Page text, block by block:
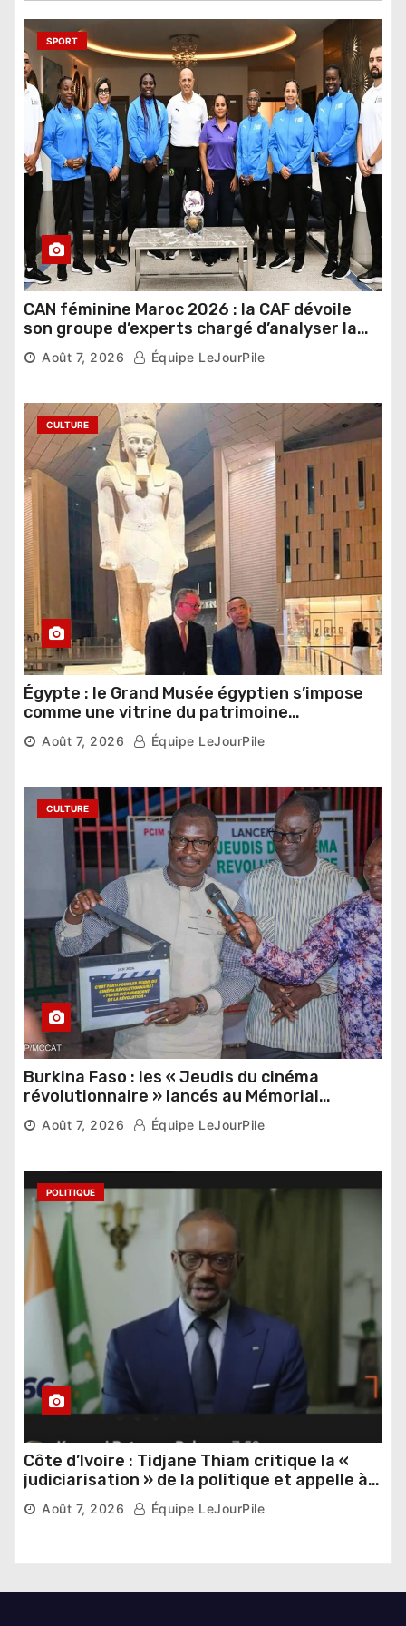
SPORT
CAN féminine Maroc 2026 : la CAF dévoile
son groupe d’experts chargé d’analyser la
compétition
Août 7, 2026 Équipe LeJourPile
CULTURE
Égypte : le Grand Musée égyptien s’impose
comme une vitrine du patrimoine
pharaonique auprès des dirigeants
étrangers
Août 7, 2026 Équipe LeJourPile
CULTURE
Burkina Faso : les « Jeudis du cinéma
révolutionnaire » lancés au Mémorial
Thomas Sankara
Août 7, 2026 Équipe LeJourPile
POLITIQUE
Côte d’Ivoire : Tidjane Thiam critique la «
judiciarisation » de la politique et appelle à
poursuivre l’apaisement
Août 7, 2026 Équipe LeJourPile